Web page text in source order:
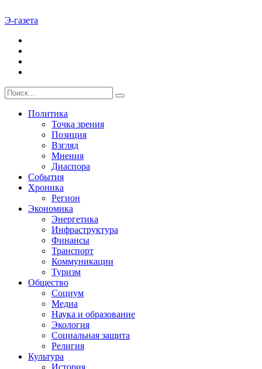
Э-газета
Политика
Точка зрения
Позиция
Взгляд
Мнения
Диаспора
События
Хроника
Регион
Экономика
Энергетика
Инфраструктура
Финансы
Транспорт
Коммуникации
Туризм
Общество
Социум
Медиа
Наука и образование
Экология
Социальная защита
Религия
Культура
История